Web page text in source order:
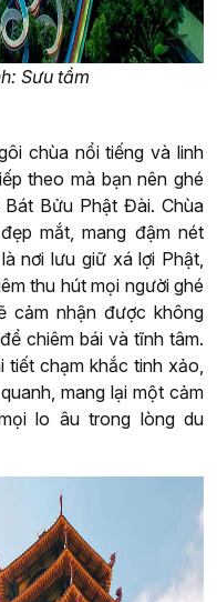
Sưu tầm
chùa nổi tiếng và linh
theo mà bạn nên ghé
Bửu Phật Đài. Chùa
mắt, mang đậm nét
nơi lưu giữ xá lợi Phật,
thu hút mọi người ghé
cảm nhận được không
chiêm bái và tĩnh tâm.
chạm khắc tinh xảo,
mang lại một cảm
lo âu trong lòng du